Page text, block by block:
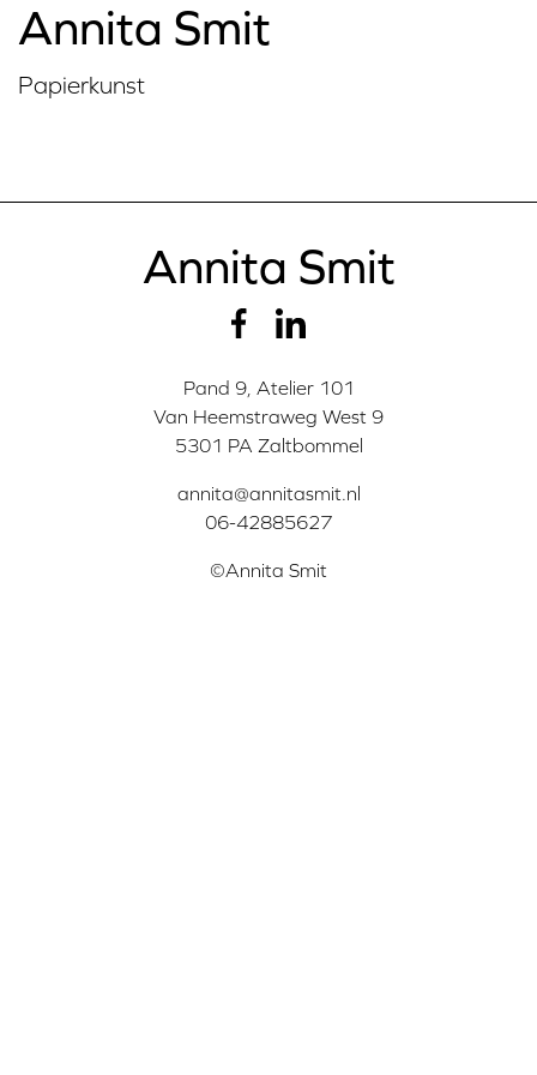
Annita Smit
Papierkunst
Annita Smit
Pand 9, Atelier 101
Van Heemstraweg West 9
5301 PA Zaltbommel
annita@annitasmit.nl
06-42885627
©Annita Smit